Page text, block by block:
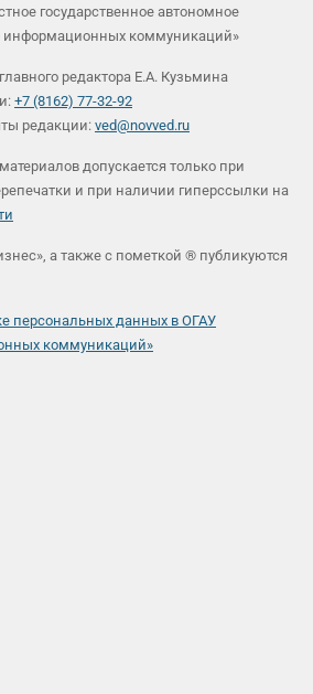
государственное автономное
информационных коммуникаций»
редактора Е.А. Кузьмина
+7 (8162) 77-32-92
редакции: ved@novved.ru
допускается только при
и при наличии гиперссылки на
а также с пометкой ® публикуются
персональных данных в ОГАУ
коммуникаций»